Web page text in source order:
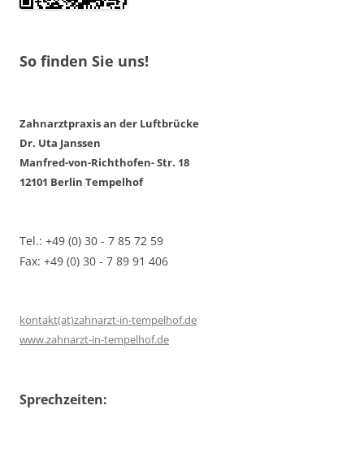
So finden Sie uns!
Zahnarztpraxis an der Luftbrücke
Dr. Uta Janssen
Manfred-von-Richthofen- Str. 18
12101 Berlin Tempelhof
Tel.: +49 (0) 30 - 7 85 72 59
Fax: +49 (0) 30 - 7 89 91 406
kontakt(at)zahnarzt-in-tempelhof.de
www.zahnarzt-in-tempelhof.de
Sprechzeiten: